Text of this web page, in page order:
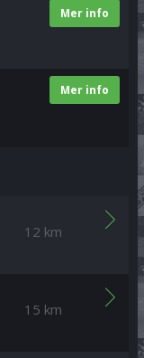
Mer info
Mer info
12 km
15 km